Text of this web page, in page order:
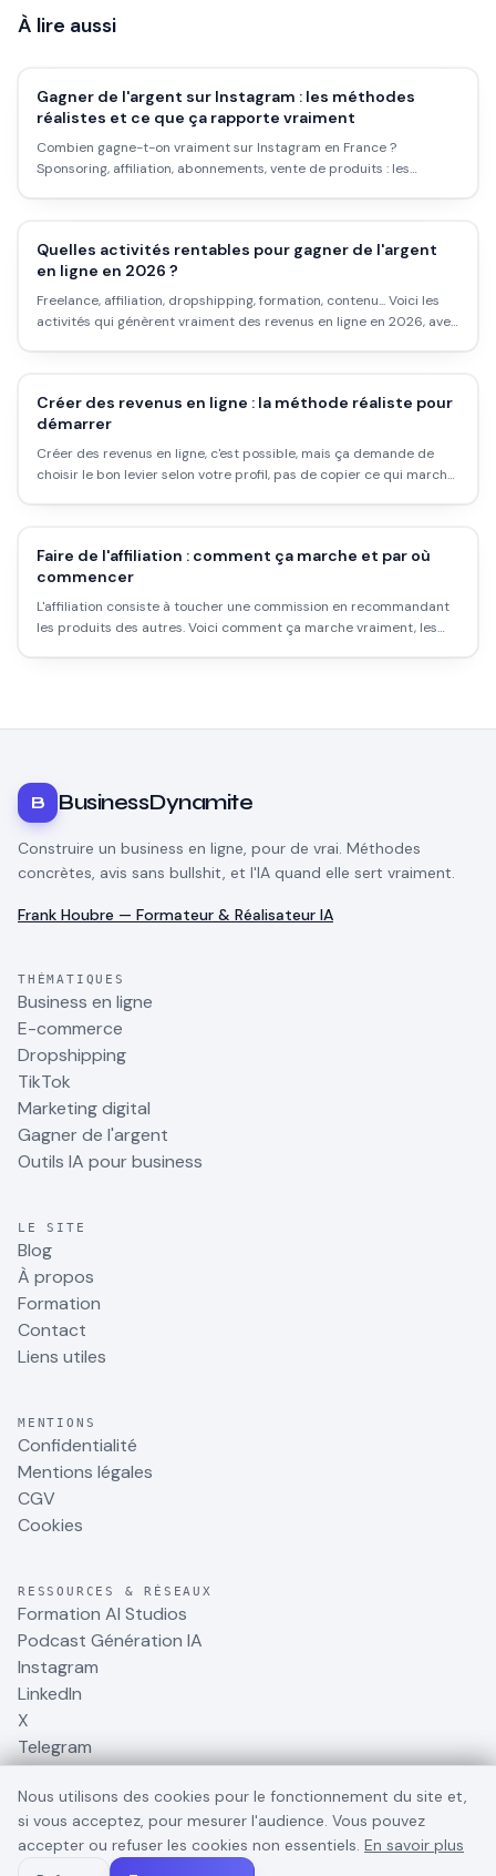
À lire aussi
Gagner de l'argent sur Instagram : les méthodes
réalistes et ce que ça rapporte vraiment
Combien gagne-t-on vraiment sur Instagram en France ?
Sponsoring, affiliation, abonnements, vente de produits : les
Quelles activités rentables pour gagner de l'argent
en ligne en 2026 ?
Freelance, affiliation, dropshipping, formation, contenu... Voici les
activités qui génèrent vraiment des revenus en ligne en 2026, avec
Créer des revenus en ligne : la méthode réaliste pour
démarrer
Créer des revenus en ligne, c'est possible, mais ça demande de
choisir le bon levier selon votre profil, pas de copier ce qui marche
Faire de l'affiliation : comment ça marche et par où
commencer
L'affiliation consiste à toucher une commission en recommandant
les produits des autres. Voici comment ça marche vraiment, les
B BusinessDynamite
Construire un business en ligne, pour de vrai. Méthodes
concrètes, avis sans bullshit, et l'IA quand elle sert vraiment.
Frank Houbre — Formateur & Réalisateur IA
THÉMATIQUES
Business en ligne
E-commerce
Dropshipping
TikTok
Marketing digital
Gagner de l'argent
Outils IA pour business
LE SITE
Blog
À propos
Formation
Contact
Liens utiles
MENTIONS
Confidentialité
Mentions légales
CGV
Cookies
RESSOURCES & RÉSEAUX
Formation AI Studios
Podcast Génération IA
Instagram
LinkedIn
X
Telegram
©2026BusinessDynamite
Nous utilisons des cookies pour le fonctionnement du site et,
si vous acceptez, pour mesurer l'audience. Vous pouvez
accepter ou refuser les cookies non essentiels. En savoir plus